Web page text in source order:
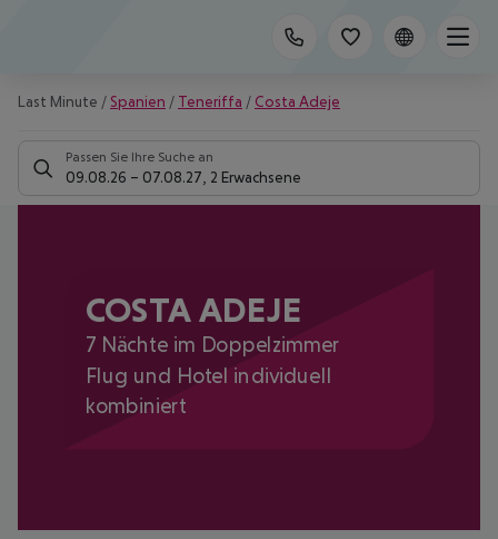
Last Minute / Spanien / Teneriffa / Costa Adeje
Passen Sie Ihre Suche an
09.08.26 – 07.08.27 2 Erwachsene
COSTA ADEJE
7 Nächte im Doppelzimmer
Flug und Hotel individuell
kombiniert